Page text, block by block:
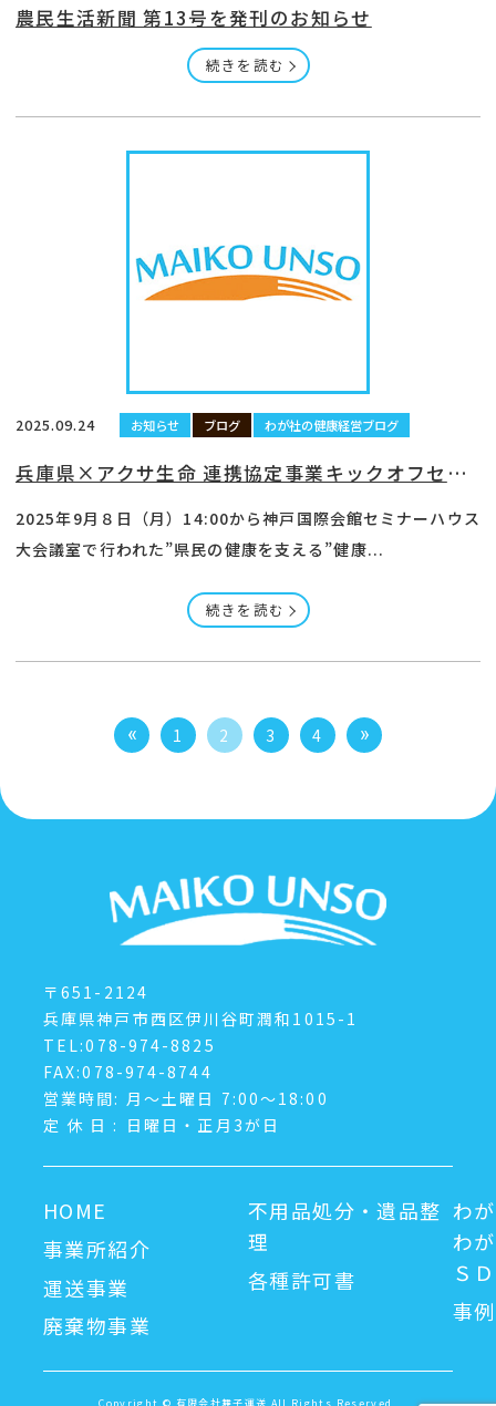
農民生活新聞 第13号を発刊のお知らせ
続きを読む
2025.09.24 お知らせ ブログ わが社の健康経営ブログ
兵庫県×アクサ生命 連携協定事業キックオフセミナー登壇動画
2025年9月８日（月）14:00から神戸国際会館セミナーハウス
大会議室で行われた”県民の健康を支える”健康...
続きを読む
1 2 3 4
〒651-2124
兵庫県神戸市西区伊川谷町潤和1015-1
TEL:078-974-8825
FAX:078-974-8744
営業時間: 月～土曜日 7:00～18:00
定休日: 日曜日・正月3が日
HOME
事業所紹介
運送事業
廃棄物事業
不用品処分・遺品整
理
各種許可書
わ
わ
Ｓ
事